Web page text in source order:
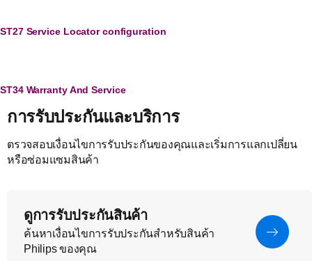
ST27 Service Locator configuration
ST34 Warranty And Service
การรับประกันและบริการ
ตรวจสอบเงื่อนไขการรับประกันของคุณและเริ่มการแลกเปลี่ยน
หรือซ่อมแซมสินค้า
ดูการรับประกันสินค้า
ค้นหาเงื่อนไขการรับประกันสำหรับสินค้า
Philips ของคุณ